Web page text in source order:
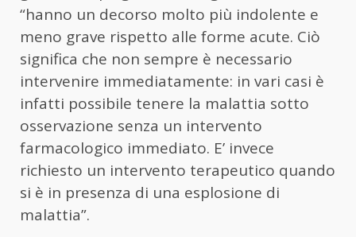
“hanno un decorso molto più indolente e
meno grave rispetto alle forme acute. Ciò
significa che non sempre è necessario
intervenire immediatamente: in vari casi è
infatti possibile tenere la malattia sotto
osservazione senza un intervento
farmacologico immediato. E’ invece
richiesto un intervento terapeutico quando
si è in presenza di una esplosione di
malattia”.